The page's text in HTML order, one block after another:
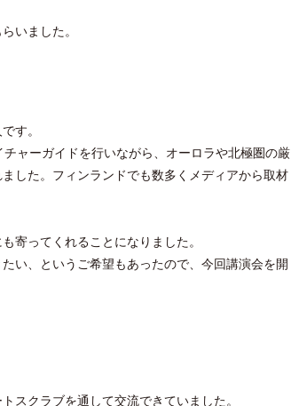
ました。
す。
ャーガイドを行いながら、オーロラや北極圏の厳
した。フィンランドでも数多くメディアから取材
寄ってくれることになりました。
い、というご希望もあったので、今回講演会を開
スクラブを通して交流できていました。